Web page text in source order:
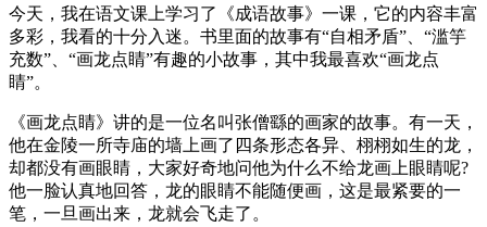
今天，我在语文课上学习了《成语故事》一课，它的内容丰富
多彩，我看的十分入迷。书里面的故事有“自相矛盾”、“滥竽
充数”、“画龙点睛”有趣的小故事，其中我最喜欢“画龙点
睛”。
《画龙点睛》讲的是一位名叫张僧繇的画家的故事。有一天，
他在金陵一所寺庙的墙上画了四条形态各异、栩栩如生的龙，
却都没有画眼睛，大家好奇地问他为什么不给龙画上眼睛呢?
他一脸认真地回答，龙的眼睛不能随便画，这是最紧要的一
笔，一旦画出来，龙就会飞走了。